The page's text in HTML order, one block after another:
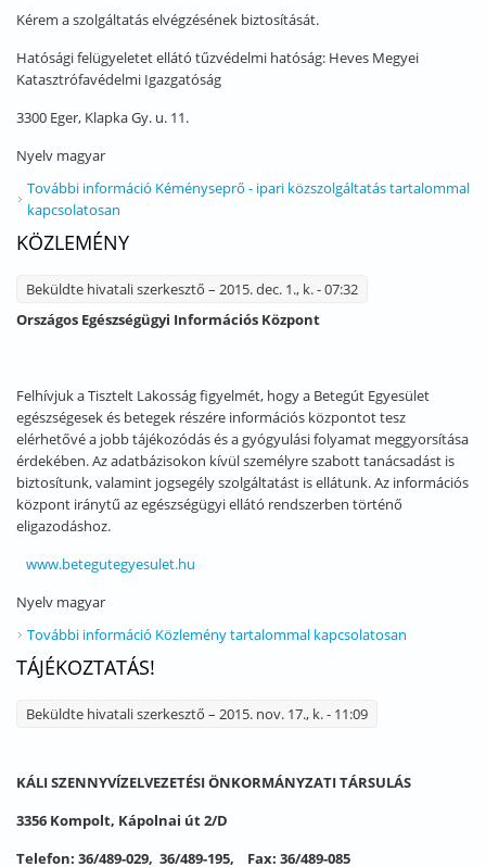
Kérem a szolgáltatás elvégzésének biztosítását.
Hatósági felügyeletet ellátó tűzvédelmi hatóság: Heves Megyei
Katasztrófavédelmi Igazgatóság
3300 Eger, Klapka Gy. u. 11.
Nyelv magyar
További információ Kéményseprő - ipari közszolgáltatás tartalommal
kapcsolatosan
KÖZLEMÉNY
Beküldte hivatali szerkesztő – 2015. dec. 1., k. - 07:32
Országos Egészségügyi Információs Központ
Felhívjuk a Tisztelt Lakosság figyelmét, hogy a Betegút Egyesület
egészségesek és betegek részére információs központot tesz
elérhetővé a jobb tájékozódás és a gyógyulási folyamat meggyorsítása
érdekében. Az adatbázisokon kívül személyre szabott tanácsadást is
biztosítunk, valamint jogsegély szolgáltatást is ellátunk. Az információs
központ iránytű az egészségügyi ellátó rendszerben történő
eligazodáshoz.
www.betegutegyesulet.hu
Nyelv magyar
További információ Közlemény tartalommal kapcsolatosan
TÁJÉKOZTATÁS!
Beküldte hivatali szerkesztő – 2015. nov. 17., k. - 11:09
KÁLI SZENNYVÍZELVEZETÉSI ÖNKORMÁNYZATI TÁRSULÁS
3356 Kompolt, Kápolnai út 2/D
Telefon: 36/489-029, 36/489-195, Fax: 36/489-085